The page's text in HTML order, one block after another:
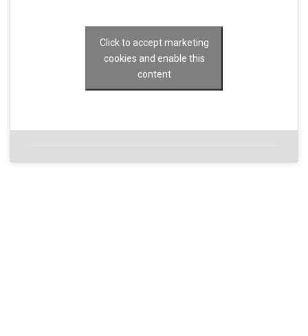
Click to accept marketing
cookies and enable this
content